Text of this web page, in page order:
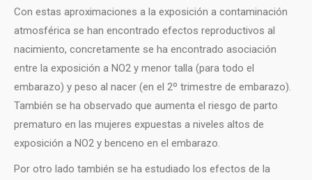
Con estas aproximaciones a la exposición a contaminación
atmosférica se han encontrado efectos reproductivos al
nacimiento, concretamente se ha encontrado asociación
entre la exposición a NO2 y menor talla (para todo el
embarazo) y peso al nacer (en el 2º trimestre de embarazo).
También se ha observado que aumenta el riesgo de parto
prematuro en las mujeres expuestas a niveles altos de
exposición a NO2 y benceno en el embarazo.
Por otro lado también se ha estudiado los efectos de la